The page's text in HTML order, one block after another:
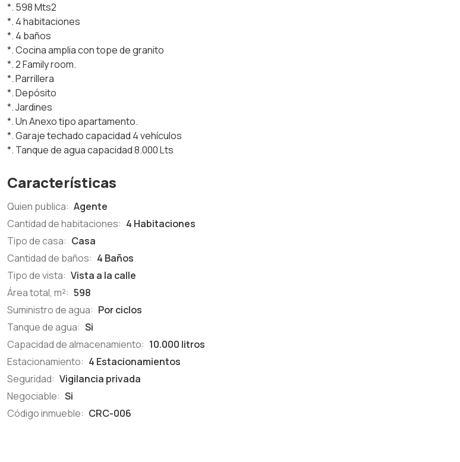
*. 598 Mts2
*. 4 habitaciones
*. 4 baños
*. Cocina amplia con tope de granito
*. 2 Family room.
*. Parrillera
*. Depósito
*. Jardines
*. Un Anexo tipo apartamento.
*. Garaje techado capacidad 4 vehículos
*. Tanque de agua capacidad 8.000 Lts
Características
Quien publica: Agente
Cantidad de habitaciones: 4 Habitaciones
Tipo de casa: Casa
Cantidad de baños: 4 Baños
Tipo de vista: Vista a la calle
Área total, m²: 598
Suministro de agua: Por ciclos
Tanque de agua: Si
Capacidad de almacenamiento: 10.000 litros
Estacionamiento: 4 Estacionamientos
Seguridad: Vigilancia privada
Negociable: Si
Código inmueble: CRC-006